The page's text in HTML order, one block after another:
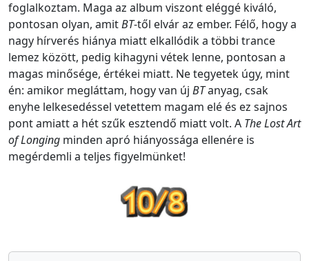
foglalkoztam. Maga az album viszont eléggé kiváló,
pontosan olyan, amitBT-től elvár az ember. Félő, hogy a
nagy hírverés hiánya miatt elkallódik a többi trance
lemez között, pedig kihagyni vétek lenne, pontosan a
magas minősége, értékei miatt. Ne tegyetek úgy, mint
én: amikor megláttam, hogy van új BTanyag, csak
enyhe lelkesedéssel vetettem magam elé és ez sajnos
pont amiatt a hét szűk esztendő miatt volt. A The Lost Art
of Longing minden apró hiányossága ellenére is
megérdemli a teljes figyelmünket!